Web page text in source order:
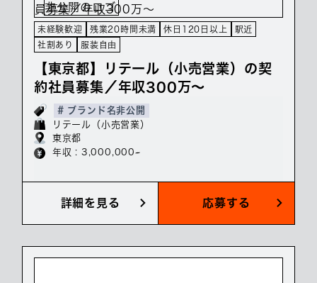
未経験歓迎 残業20時間未満 休日120日以上
駅近
社割あり
服装自由
【東京都】リテール（小売営業）の契
約社員募集／年収300万～
# ブランド名非公開
リテール（小売営業）
東京都
年収 : 3,000,000~
詳細を見る 応募する